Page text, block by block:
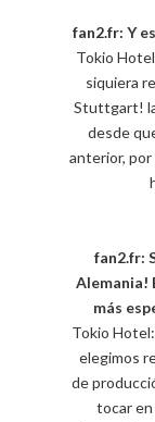
fan2.fr: Y
Tokio
siquiera
Stuttgart!
desde
anterior, por
fan2.fr:
Alemania!
más
Tokio
elegimos
de
tocar en